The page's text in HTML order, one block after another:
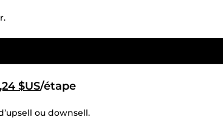
$US/étape
ou downsell.